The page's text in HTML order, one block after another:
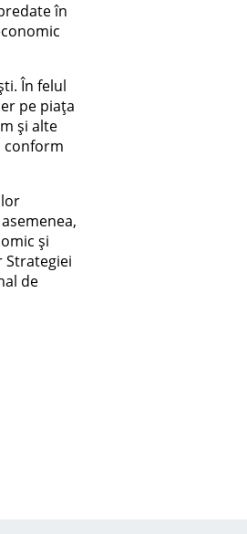
în
În felul
pe piața
și alte
conform
și
Strategiei
de